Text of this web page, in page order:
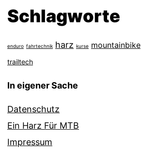
Schlagworte
enduro fahrtechnik harz kurse mountainbike
trailtech
In eigener Sache
Datenschutz
Ein Harz Für MTB
Impressum